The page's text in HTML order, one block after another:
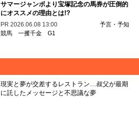
サマージャンボより宝塚記念の馬券が圧倒的
にオススメの理由とは!?
PR 2026.06.08 13:00
予言・予知
競馬 一攫千金 G1
現実と夢が交差するレストラン…叔父が最期
に託したメッセージと不思議な夢